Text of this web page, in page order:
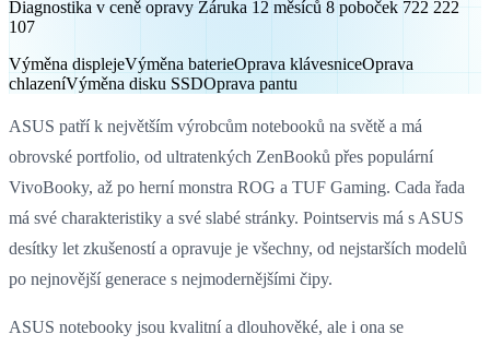
Diagnostika v ceně opravy Záruka 12 měsíců 8 poboček 722 222
107
Výměna displejeVýměna baterieOprava klávesniceOprava
chlazeníVýměna disku SSDOprava pantu
ASUS patří k největším výrobcům notebooků na světě a má
obrovské portfolio, od ultratenkých ZenBooků přes populární
VivoBooky, až po herní monstra ROG a TUF Gaming. Cada řada
má své charakteristiky a své slabé stránky. Pointservis má s ASUS
desítky let zkušeností a opravuje je všechny, od nejstarších modelů
po nejnovější generace s nejmodernějšími čipy.
ASUS notebooky jsou kvalitní a dlouhověké, ale i ona se